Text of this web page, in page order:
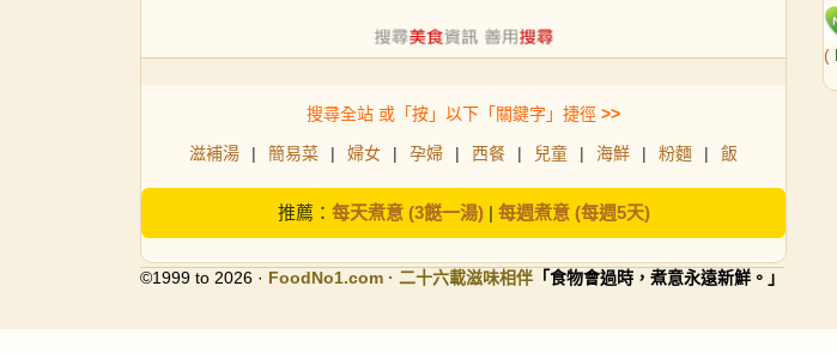
搜尋全站 或「按」以下「關鍵字」捷徑 >>
滋補湯 | 簡易菜 | 婦女 | 孕婦 | 西餐 | 兒童 | 海鮮 | 粉麵 | 飯
推薦： 每天煮意 (3餸一湯)| 每週煮意 (每週5天)
©1999 to 2026 · FoodNo1.com · 二十六載滋味相伴 「食物會過時，煮意永遠新鮮。」
(